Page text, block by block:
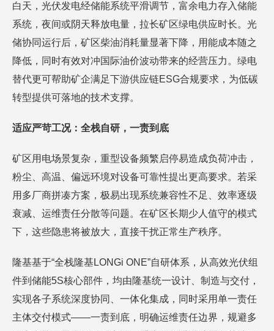
白天，光伏发电经储能系统平滑调节，富余电力存入储能
系统，夜间或阴天释放电量，拉长矿区绿电供应时长。光
储协同运行后，矿区柴油消耗量显著下降，用能成本随之
降低，同时有效对冲国际油价波动带来的经营压力。绿电
替代更可帮助矿企满足下游供应链ESG合规要求，为低碳
转型提供可落地的技术支撑。
适应严苛工况：全栈自研，一责到底
矿区用电场景复杂，重型设备频繁启停易造成负荷冲击，
粉尘、高温、偏远环境对设备可靠性提出更高要求。若采
用多厂商拼凑方案，极易出现系统兼容性不足、效率逐级
衰减、运维责任分散等问题。在矿区长期少人值守的模式
下，这些隐患将被放大，直接干扰正常生产秩序。
隆基基于“全栈隆基LONGi ONE”自研体系，从高效光伏组
件到储能5S核心部件，均由隆基统一设计、制造与交付，
实现各子系统深度协同、一体化集成，同时采用单一责任
主体交付模式——一责到底，明确运维责任边界，规避多